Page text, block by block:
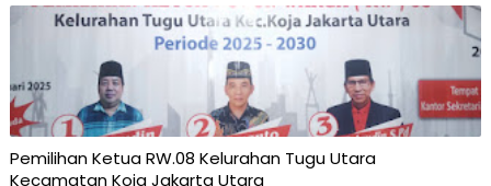
Pemilihan Ketua RW.08 Kelurahan Tugu Utara
Kecamatan Koja Jakarta Utara